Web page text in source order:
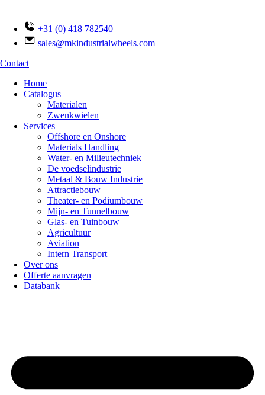
inhoud
+31 (0) 418 782540
sales@mkindustrialwheels.com
Contact
Home
Catalogus
Materialen
Zwenkwielen
Services
Offshore en Onshore
Materials Handling
Water- en Milieutechniek
De voedselindustrie
Metaal & Bouw Industrie
Attractiebouw
Theater- en Podiumbouw
Mijn- en Tunnelbouw
Glas- en Tuinbouw
Agricultuur
Aviation
Intern Transport
Over ons
Offerte aanvragen
Databank